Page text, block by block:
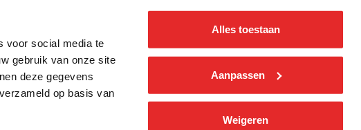
voor social media te
gebruik van onze site
deze gegevens
op basis van
Alles toestaan
Aanpassen
Weigeren
About us ǀ English
Informatie voor pers